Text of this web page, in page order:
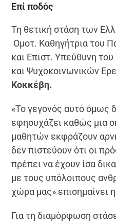
Επί ποδός
Τη θετική στάση των
Ομοτ. Καθηγήτρια του
και Επιστ. Υπεύθυνη
και Ψυχοκοινωνικών
Κοκκέβη.
«Το γεγονός αυτό όμως
εφησυχάζει καθώς μια
μαθητών εκφράζουν
δεν πιστεύουν ότι οι
πρέπει να έχουν ίσα
με τους υπόλοιπους
χώρα μας» επισημαίνει
Για τη διαμόρφωση